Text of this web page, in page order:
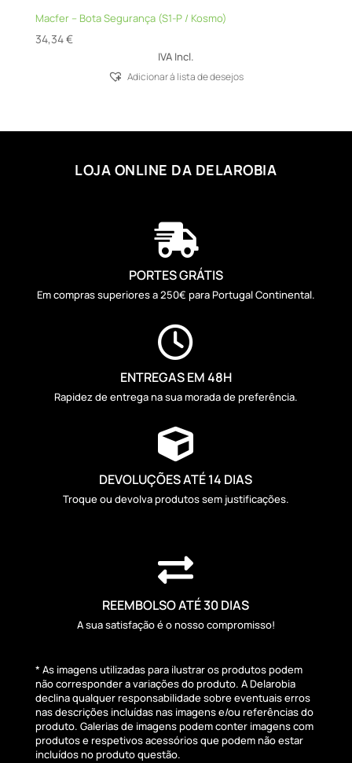
Macfer – Bota Segurança (S1-P / Kosmo)
34,34€
IVA Incl.
Adicionar á lista de desejos
LOJA ONLINE DA DELAROBIA

PORTES GRÁTIS
Em compras superiores a 250€ para Portugal Continental.

ENTREGAS EM 48H
Rapidez de entrega na sua morada de preferência.

DEVOLUÇÕES ATÉ 14 DIAS
Troque ou devolva produtos sem justificações.

REEMBOLSO ATÉ 30 DIAS
A sua satisfação é o nosso compromisso!
* As imagens utilizadas para ilustrar os produtos podem
não corresponder a variações do produto. A Delarobia
declina qualquer responsabilidade sobre eventuais erros
nas descrições incluídas nas imagens e/ou referências do
produto. Galerias de imagens podem conter imagens com
produtos e respetivos acessórios que podem não estar
incluídos no produto questão.